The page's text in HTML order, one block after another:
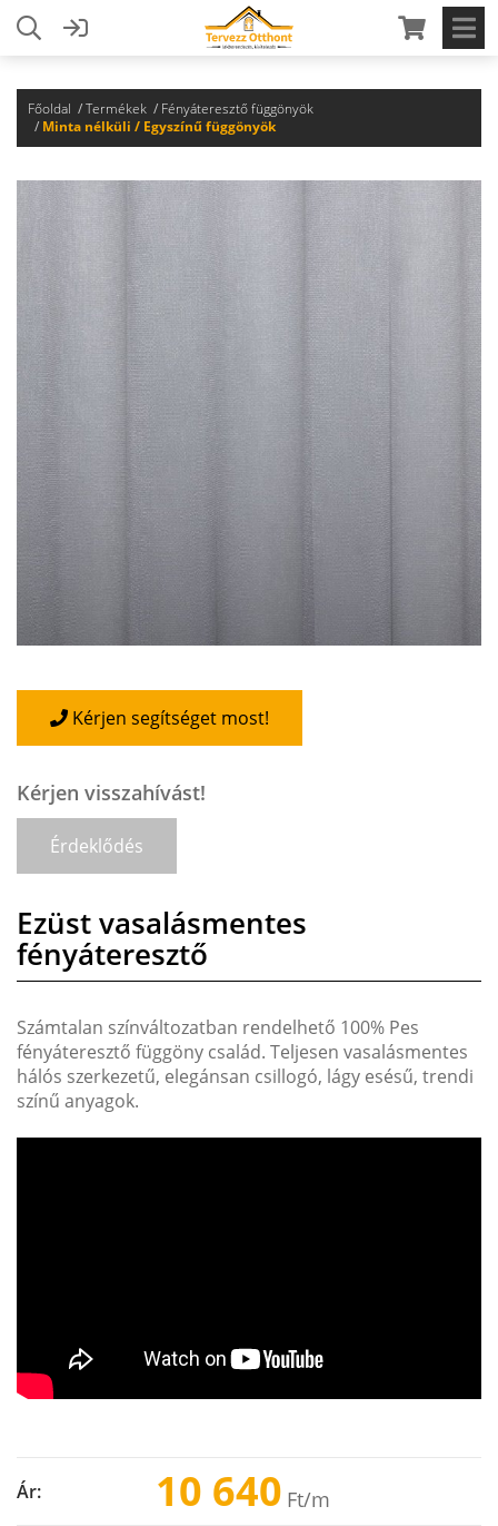
Főoldal Termékek
Fényáteresztő függönyök
Minta nélküli / Egyszínű függönyök
Kérjen segítséget most!
Kérjen visszahívást!
Érdeklődés
Ezüst vasalásmentes
fényáteresztő
Számtalan színváltozatban rendelhető 100% Pes
fényáteresztő függöny család. Teljesen vasalásmentes
hálós szerkezetű, elegánsan csillogó, lágy esésű, trendi
színű anyagok.
Ár: 10 640 Ft/m